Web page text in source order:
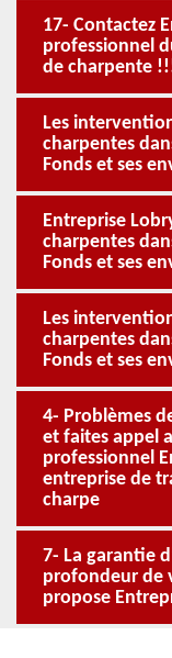
17- Contactez
professionnel
de charpente
Les
charpentes
Fonds et ses
Entreprise
charpentes
Fonds et ses
Les
charpentes
Fonds et ses
4- Problèmes
et faites appel
professionnel
entreprise de
charpe
7- La garantie
profondeur de
propose